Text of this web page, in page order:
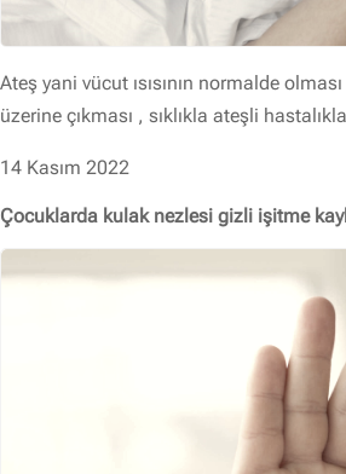
Ateş yani vücut ısısının normalde
üzerine çıkması , sıklıkla ateşli
14 Kasım 2022
Çocuklarda kulak nezlesi gizli işitme